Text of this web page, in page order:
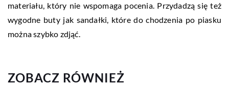
materiału, który nie wspomaga pocenia. Przydadzą się też
wygodne buty jak sandałki, które do chodzenia po piasku
można szybko zdjąć.
ZOBACZ RÓWNIEŻ